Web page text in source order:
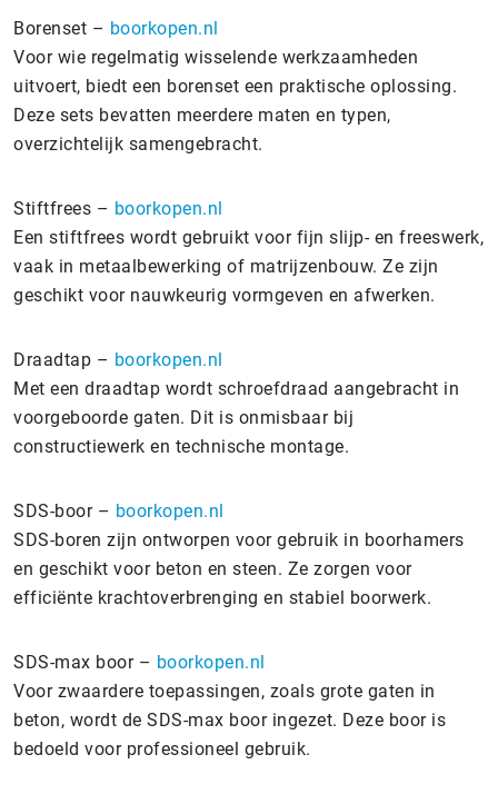
Borenset – boorkopen.nl
Voor wie regelmatig wisselende werkzaamheden
uitvoert, biedt een borenset een praktische oplossing.
Deze sets bevatten meerdere maten en typen,
overzichtelijk samengebracht.
Stiftfrees – boorkopen.nl
Een stiftfrees wordt gebruikt voor fijn slijp- en freeswerk,
vaak in metaalbewerking of matrijzenbouw. Ze zijn
geschikt voor nauwkeurig vormgeven en afwerken.
Draadtap – boorkopen.nl
Met een draadtap wordt schroefdraad aangebracht in
voorgeboorde gaten. Dit is onmisbaar bij
constructiewerk en technische montage.
SDS-boor – boorkopen.nl
SDS-boren zijn ontworpen voor gebruik in boorhamers
en geschikt voor beton en steen. Ze zorgen voor
efficiënte krachtoverbrenging en stabiel boorwerk.
SDS-max boor – boorkopen.nl
Voor zwaardere toepassingen, zoals grote gaten in
beton, wordt de SDS-max boor ingezet. Deze boor is
bedoeld voor professioneel gebruik.